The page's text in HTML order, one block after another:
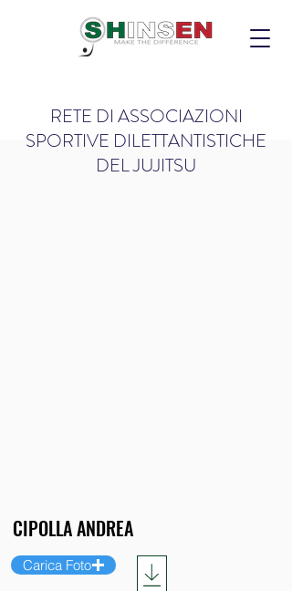
RETE DI ASSOCIAZIONI
SPORTIVE DILETTANTISTICHE
DEL JUJITSU
Carica Foto